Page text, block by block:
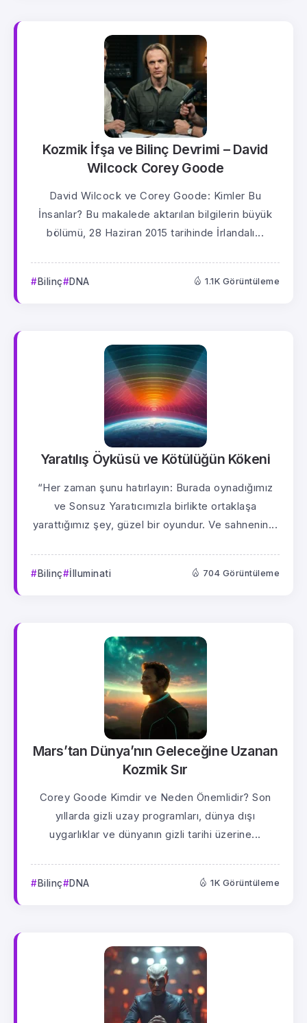
Kozmik İfşa ve Bilinç Devrimi – David
Wilcock Corey Goode
David Wilcock ve Corey Goode: Kimler Bu
İnsanlar? Bu makalede aktarılan bilgilerin büyük
bölümü, 28 Haziran 2015 tarihinde İrlandalı...
Bilinç DNA 1.1K Görüntüleme
Yaratılış Öyküsü ve Kötülüğün Kökeni
“Her zaman şunu hatırlayın: Burada oynadığımız
ve Sonsuz Yaratıcımızla birlikte ortaklaşa
yarattığımız şey, güzel bir oyundur. Ve sahnenin...
Bilinç İlluminati 704 Görüntüleme
Mars’tan Dünya’nın Geleceğine Uzanan
Kozmik Sır
Corey Goode Kimdir ve Neden Önemlidir? Son
yıllarda gizli uzay programları, dünya dışı
uygarlıklar ve dünyanın gizli tarihi üzerine...
Bilinç DNA 1K Görüntüleme